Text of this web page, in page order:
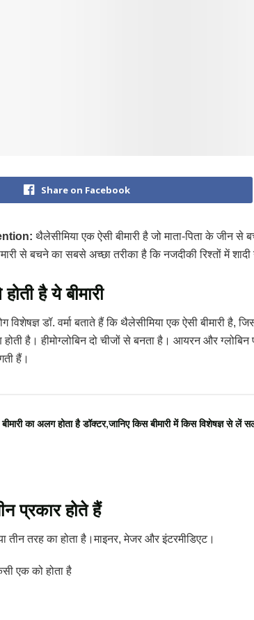
Share on Facebook
थैलेसीमिया एक ऐसी बीमारी है जो माता-पिता के जीन से
से बचने का सबसे अच्छा तरीका है कि नजदीकी रिश्तों में
है ये बीमारी
विशेषज्ञ डॉ. वर्मा बताते हैं कि थैलेसीमिया एक ऐसी बीमारी
है। हीमोग्लोबिन दो चीजों से बनता है। आयरन और
हैं।
का अलग होता है डॉक्टर,जानिए किस बीमारी में किस विशेषज्ञ से लें
प्रकार होते हैं
तीन तरह का होता है।माइनर, मेजर और इंटरमीडिएट।
एक को होता है